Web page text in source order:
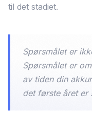
til det stadiet.
Spørsmålet er
Spørsmålet er
av tiden din
det første året er